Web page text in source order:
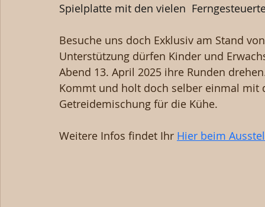
Spielplatte mit den vielen
Besuche uns doch Exklusiv am Stand
Unterstützung dürfen Kinder und
Abend 13. April 2025 ihre Runden
Kommt und holt doch selber einmal mit
Getreidemischung für die Kühe.
Weitere Infos findet Ihr Hier beim